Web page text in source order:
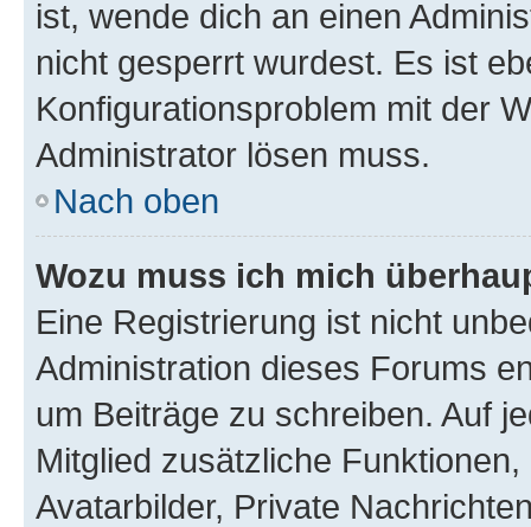
ist, wende dich an einen
nicht gesperrt wurdest. Es ist
Konfigurationsproblem mit der
Administrator lösen muss.
Nach oben
Wozu muss ich mich
Eine Registrierung ist nicht
Administration dieses Forums
um Beiträge zu schreiben. Auf
Mitglied zusätzliche
Avatarbilder, Private